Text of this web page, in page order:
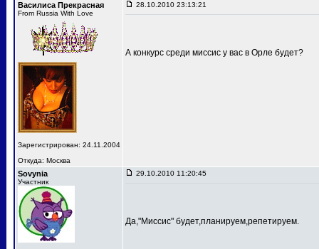
Василиса Прекрасная
From Russia With Love
Зарегистрирован: 24.11.2004
Откуда: Москва
28.10.2010 23:13:21
А конкурс среди миссис у вас в Орле будет?
Sovynia
Участник
29.10.2010 11:20:45
Да,"Миссис" будет,планируем,репетируем.